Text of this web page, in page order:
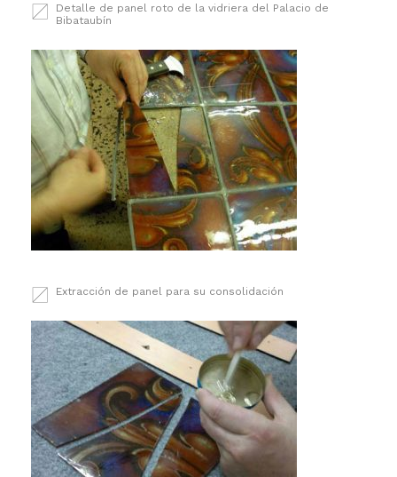
Detalle de panel roto de la vidriera del Palacio de
Bibataubín
Extracción de panel para su consolidación